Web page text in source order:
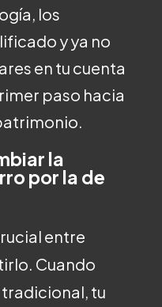
los
y ya no
en tu cuenta
paso hacia
la
por la de
entre
Cuando
tradicional, tu